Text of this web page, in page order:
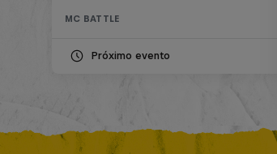
MC BATTLE
Próximo evento